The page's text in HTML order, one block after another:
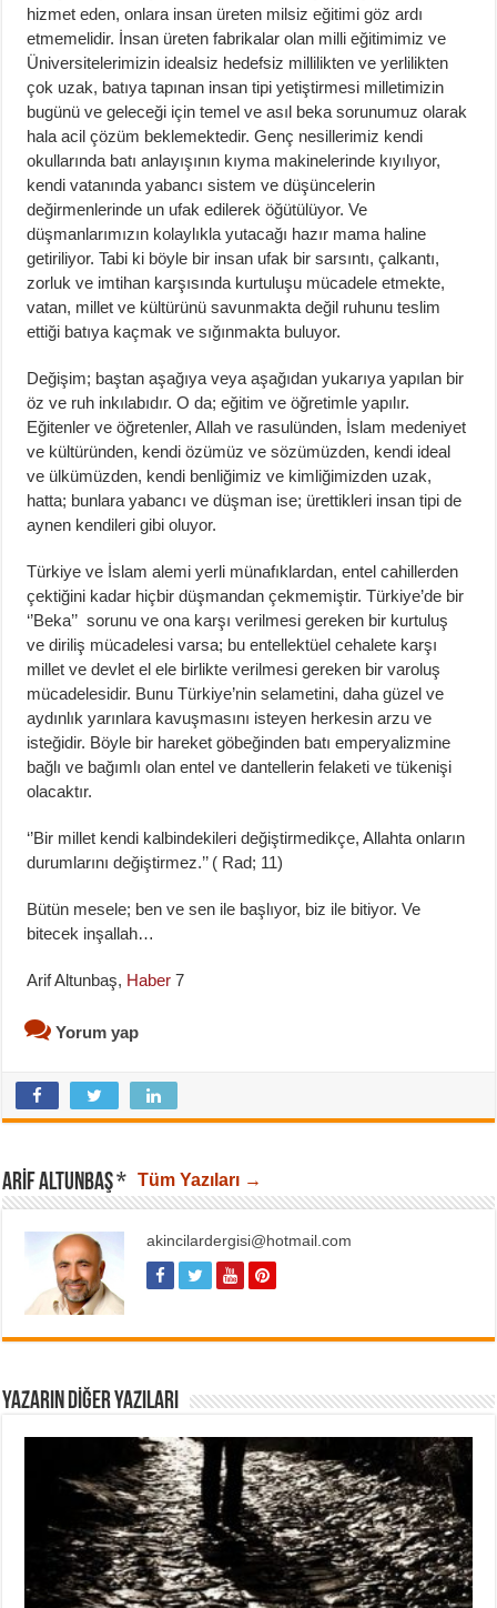
hizmet eden, onlara insan üreten milsiz eğitimi göz ardı
etmemelidir. İnsan üreten fabrikalar olan milli eğitimimiz ve
Üniversitelerimizin idealsiz hedefsiz millilikten ve yerlilikten
çok uzak, batıya tapınan insan tipi yetiştirmesi milletimizin
bugünü ve geleceği için temel ve asıl beka sorunumuz olarak
hala acil çözüm beklemektedir. Genç nesillerimiz kendi
okullarında batı anlayışının kıyma makinelerinde kıyılıyor,
kendi vatanında yabancı sistem ve düşüncelerin
değirmenlerinde un ufak edilerek öğütülüyor. Ve
düşmanlarımızın kolaylıkla yutacağı hazır mama haline
getiriliyor. Tabi ki böyle bir insan ufak bir sarsıntı, çalkantı,
zorluk ve imtihan karşısında kurtuluşu mücadele etmekte,
vatan, millet ve kültürünü savunmakta değil ruhunu teslim
ettiği batıya kaçmak ve sığınmakta buluyor.
Değişim; baştan aşağıya veya aşağıdan yukarıya yapılan bir
öz ve ruh inkılabıdır. O da; eğitim ve öğretimle yapılır.
Eğitenler ve öğretenler, Allah ve rasulünden, İslam medeniyet
ve kültüründen, kendi özümüz ve sözümüzden, kendi ideal
ve ülkümüzden, kendi benliğimiz ve kimliğimizden uzak,
hatta; bunlara yabancı ve düşman ise; ürettikleri insan tipi de
aynen kendileri gibi oluyor.
Türkiye ve İslam alemi yerli münafıklardan, entel cahillerden
çektiğini kadar hiçbir düşmandan çekmemiştir. Türkiye’de bir
‘’Beka’’ sorunu ve ona karşı verilmesi gereken bir kurtuluş
ve diriliş mücadelesi varsa; bu entellektüel cehalete karşı
millet ve devlet el ele birlikte verilmesi gereken bir varoluş
mücadelesidir. Bunu Türkiye’nin selametini, daha güzel ve
aydınlık yarınlara kavuşmasını isteyen herkesin arzu ve
isteğidir. Böyle bir hareket göbeğinden batı emperyalizmine
bağlı ve bağımlı olan entel ve dantellerin felaketi ve tükenişi
olacaktır.
‘’Bir millet kendi kalbindekileri değiştirmedikçe, Allahta onların
durumlarını değiştirmez.’’ ( Rad; 11)
Bütün mesele; ben ve sen ile başlıyor, biz ile bitiyor. Ve
bitecek inşallah…
Arif Altunbaş, Haber 7
Yorum yap
ARIF ALTUNBAŞ * Tüm Yazıları →
akincilardergisi@hotmail.com
YAZARIN DIĞER YAZILARI